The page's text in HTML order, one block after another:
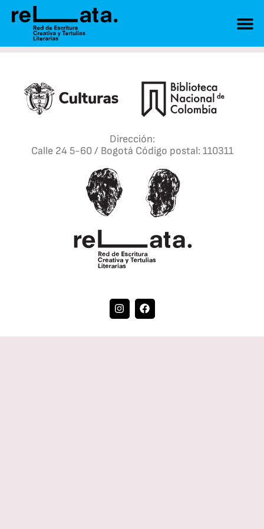
Dirección:
Calle 24 5-60 / Bogotá Código postal: 110311